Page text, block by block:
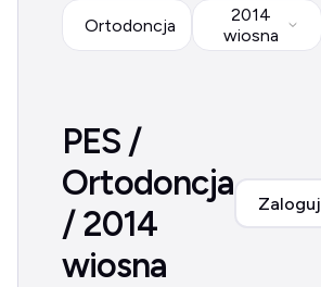
Ortodoncja
2014
wiosna
PES /
Ortodoncja
/ 2014
wiosna